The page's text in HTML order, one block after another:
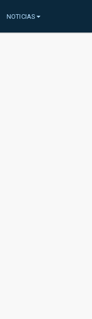
NOTICIAS